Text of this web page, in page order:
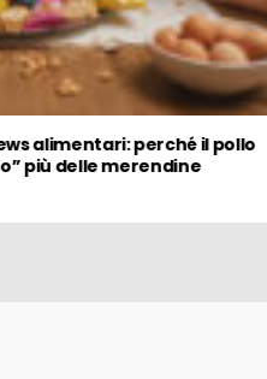
alimentari: perché il pollo
delle merendine